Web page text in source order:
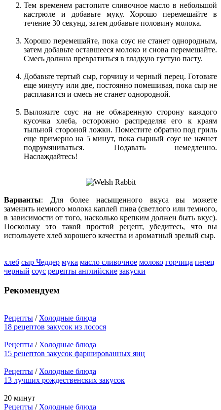
Тем временем растопите сливочное масло в небольшой
кастрюле и добавьте муку. Хорошо перемешайте в
течение 30 секунд, затем добавьте половину молока.
Хорошо перемешайте, пока соус не станет однородным,
затем добавьте оставшееся молоко и снова перемешайте.
Смесь должна превратиться в гладкую густую пасту.
Добавьте тертый сыр, горчицу и черный перец. Готовьте
еще минуту или две, постоянно помешивая, пока сыр не
расплавится и смесь не станет однородной.
Выложите соус на не обжаренную сторону каждого
кусочка хлеба, осторожно распределяя его к краям
тыльной стороной ложки. Поместите обратно под гриль
еще примерно на 5 минут, пока сырный соус не начнет
подрумяниваться. Подавать немедленно.
Наслаждайтесь!
Варианты: Для более насыщенного вкуса вы можете
заменить немного молока каплей пива (светлого или темного,
в зависимости от того, насколько крепким должен быть вкус).
Поскольку это такой простой рецепт, убедитесь, что вы
используете хлеб хорошего качества и ароматный зрелый сыр.
хлеб сыр Чеддер мука масло сливочное молоко горчица перец
черный соус рецепты английские закуски
Рекомендуем
Рецепты /Холодные блюда
18 рецептов закусок из лосося
Рецепты /Холодные блюда
15 рецептов закусок фаршированных яиц
Рецепты /Холодные блюда
13 лучших рождественских закусок
20 минут
Рецепты /Холодные блюда